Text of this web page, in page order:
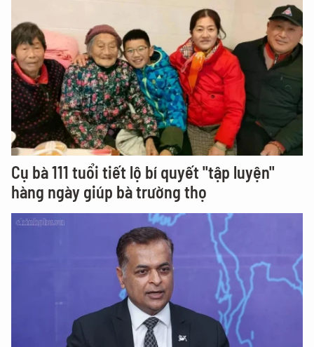
Cụ bà 111 tuổi tiết lộ bí quyết "tập luyện"
hàng ngày giúp bà trường thọ